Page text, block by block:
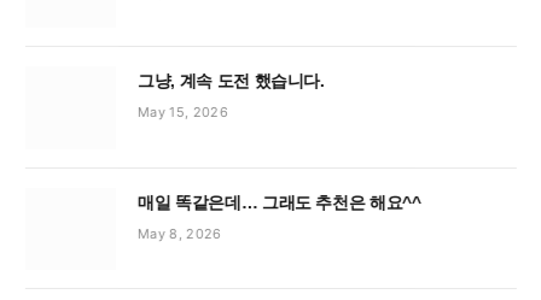
그냥, 계속 도전 했습니다.
May 15, 2026
매일 똑같은데… 그래도 추천은 해요^^
May 8, 2026